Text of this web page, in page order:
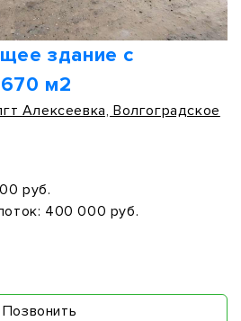
здание с
м2
Алексеевка, Волгоградское
руб.
400 000 руб.
Позвонить